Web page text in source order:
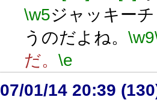
\w5ジャッキー
うのだよね。 \w9
だ。 \e
07/01/14 20:39